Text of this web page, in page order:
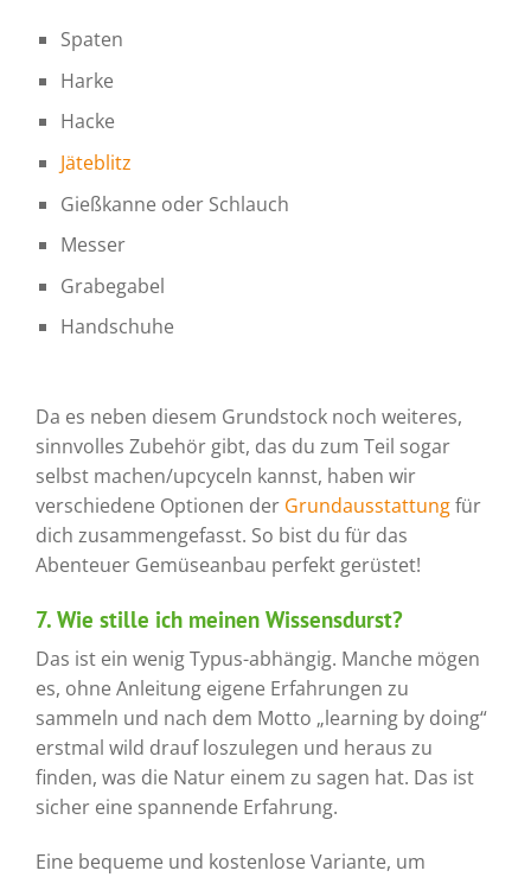
Spaten
Harke
Hacke
Jäteblitz
Gießkanne oder Schlauch
Messer
Grabegabel
Handschuhe
Da es neben diesem Grundstock noch weiteres,
sinnvolles Zubehör gibt, das du zum Teil sogar
selbst machen/upcyceln kannst, haben wir
verschiedene Optionen der Grundausstattungfür
dich zusammengefasst. So bist du für das
Abenteuer Gemüseanbau perfekt gerüstet!
7. Wie stille ich meinen Wissensdurst?
Das ist ein wenig Typus-abhängig. Manche mögen
es, ohne Anleitung eigene Erfahrungen zu
sammeln und nach dem Motto „learning by doing“
erstmal wild drauf loszulegen und heraus zu
finden, was die Natur einem zu sagen hat. Das ist
sicher eine spannende Erfahrung.
Eine bequeme und kostenlose Variante, um